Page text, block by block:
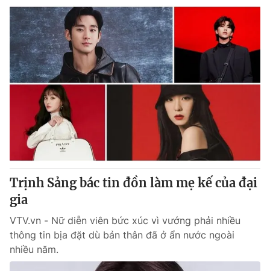
Pháp luật
Y tế
Thế giới
Tin tức
Thế giới đó đây
Câu chuyện quốc tế
Kinh tế
Tài chính
Thị trường
Góc doanh nghiệp
Dữ liệu và đời sống
Truyền hình
Phim VTV
Hậu trường
Nhân vật
Giải trí
Điện ảnh
Đời sống
Trịnh Sảng bác tin đồn làm mẹ kế của đại
gia
VTV.vn - Nữ diễn viên bức xúc vì vướng phải nhiều
thông tin bịa đặt dù bản thân đã ở ẩn nước ngoài
nhiều năm.